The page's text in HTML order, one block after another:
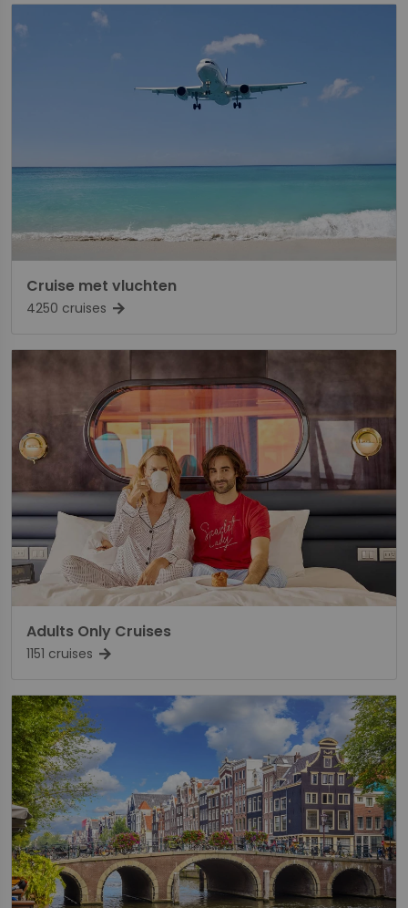
Cruise met vluchten
4250 cruises arrow_forward
Adults Only Cruises
1151 cruises arrow_forward